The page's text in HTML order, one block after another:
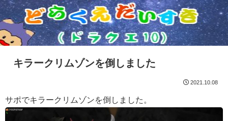
キラークリムゾンを倒しました
2021.10.08
サポでキラークリムゾンを倒しました。